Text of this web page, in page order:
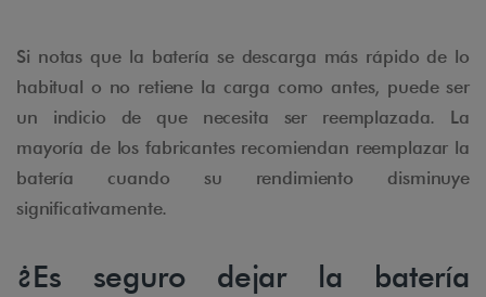
Si notas que la batería se descarga más rápido de lo
habitual o no retiene la carga como antes, puede ser
un indicio de que necesita ser reemplazada. La
mayoría de los fabricantes recomiendan reemplazar la
batería cuando su rendimiento disminuye
significativamente.
¿Es seguro dejar la batería